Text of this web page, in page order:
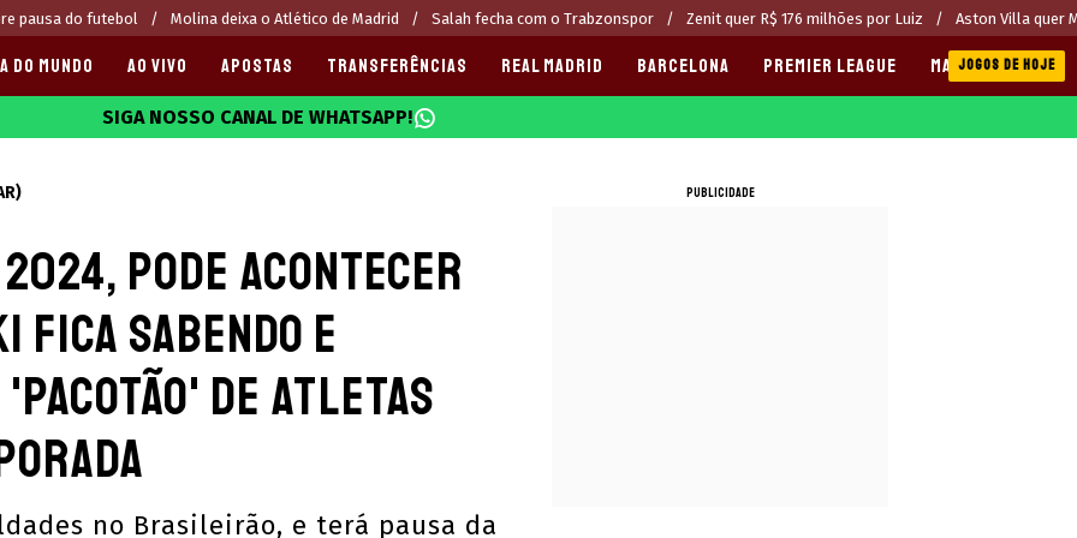
pausa do futebol Molina deixa o Atlético de Madrid Salah fecha com o Trabzonspor Zenit quer R$ 176 milhões por Luiz Aston Villa quer
DO MUNDO AO VIVO APOSTAS TRANSFERÊNCIAS REAL MADRID BARCELONA PREMIER LEAGUE MANCHESTER CITY
JOGOS DE HOJE
SIGA NOSSO CANAL DE WHATSAPP!
pode acontecer
fica sabendo e
de atletas
no Brasileirão, e terá pausa da
PUBLICIDADE